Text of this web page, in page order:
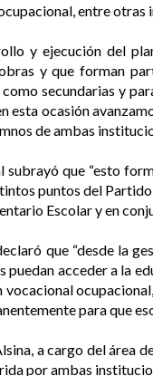
entre otras
y ejecución del
y que forman
secundarias y
esta ocasión
de ambas
subrayó que “esto
puntos del
Escolar y en
que “desde la
puedan acceder a la
para que
a cargo del área
por ambas